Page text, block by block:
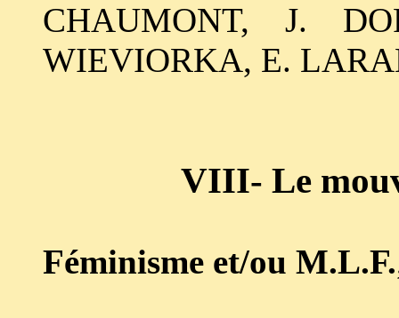
CHAUMONT, J.
WIEVIORKA, E.
VIII- Le
Féminisme et/ou M.L.F.